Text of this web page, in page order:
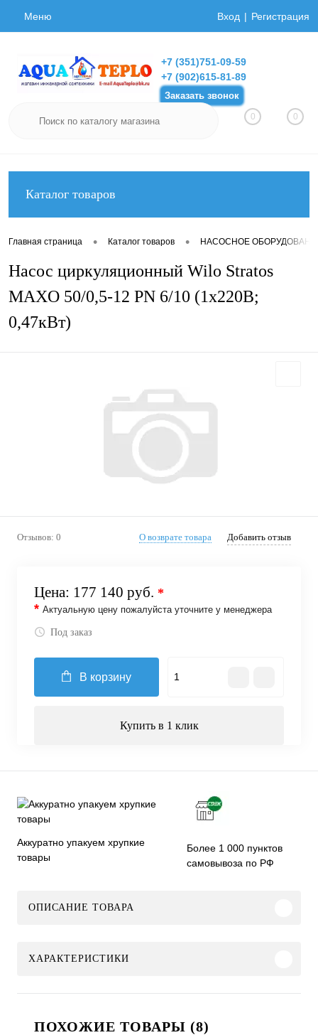
Меню Вход Регистрация
+7 (351)751-09-59
+7 (902)615-81-89
Заказать звонок
0 0
Каталог товаров
Главная страница • Каталог товаров • НАСОСНОЕ
Насос циркуляционный Wilo Stratos
MAXO 50/0,5-12 PN 6/10 (1х220В;
0,47кВт)
Отзывов: 0 О возврате товара Добавить отзыв
Цена: 177 140 руб. *
* Актуальную цену пожалуйста уточните у менеджера
Под заказ
В корзину
Купить в 1 клик
Аккуратно упакуем хрупкие
товары
Более 1 000 пунктов
самовывоза по РФ
ОПИСАНИЕ ТОВАРА
ХАРАКТЕРИСТИКИ
ПОХОЖИЕ ТОВАРЫ (8)